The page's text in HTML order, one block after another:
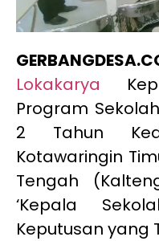
Lokakarya
Program
2 Tahun
Kotawaringin
Tengah
‘Kepala
Keputusan yang